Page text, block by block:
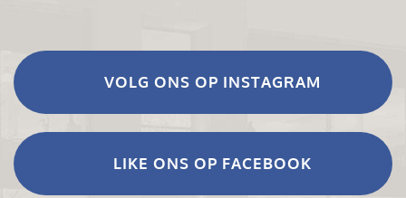
VOLG ONS OP INSTAGRAM
LIKE ONS OP FACEBOOK